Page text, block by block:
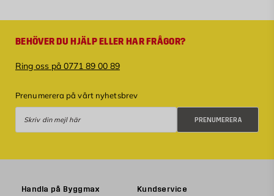
BEHÖVER DU HJÄLP ELLER HAR FRÅGOR?
Ring oss på 0771 89 00 89
Prenumerera på vårt nyhetsbrev
PRENUMERERA
Handla på Byggmax Kundservice